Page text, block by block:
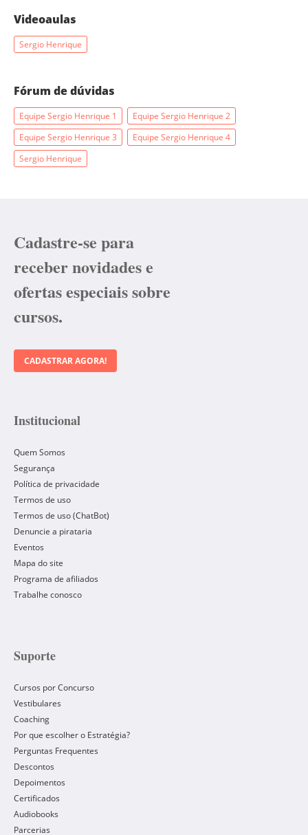
Videoaulas
Sergio Henrique
Fórum de dúvidas
Equipe Sergio Henrique 1
Equipe Sergio Henrique 2
Equipe Sergio Henrique 3
Equipe Sergio Henrique 4
Sergio Henrique
Cadastre-se para
receber novidades e
ofertas especiais sobre
cursos.
CADASTRAR AGORA!
Institucional
Quem Somos
Segurança
Política de privacidade
Termos de uso
Termos de uso (ChatBot)
Denuncie a pirataria
Eventos
Mapa do site
Programa de afiliados
Trabalhe conosco
Suporte
Cursos por Concurso
Vestibulares
Coaching
Por que escolher o Estratégia?
Perguntas Frequentes
Descontos
Depoimentos
Certificados
Audiobooks
Parcerias